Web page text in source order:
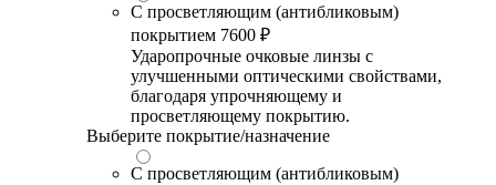
С просветляющим (антибликовым)
покрытием 7600 ₽
Ударопрочные очковые линзы с
улучшенными оптическими свойствами,
благодаря упрочняющему и
просветляющему покрытию.
Выберите покрытие/назначение
С просветляющим (антибликовым)